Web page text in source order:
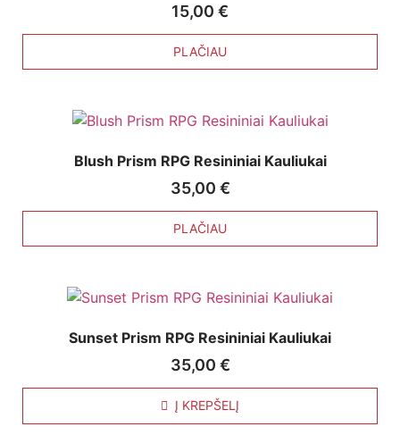
15,00 €
PLAČIAU
Blush Prism RPG Resininiai Kauliukai
35,00 €
PLAČIAU
Sunset Prism RPG Resininiai Kauliukai
35,00 €
Į KREPŠELĮ